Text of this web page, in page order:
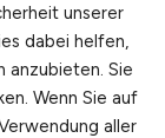
unserer
dabei helfen,
anzubieten. Sie
Wenn Sie auf
aller